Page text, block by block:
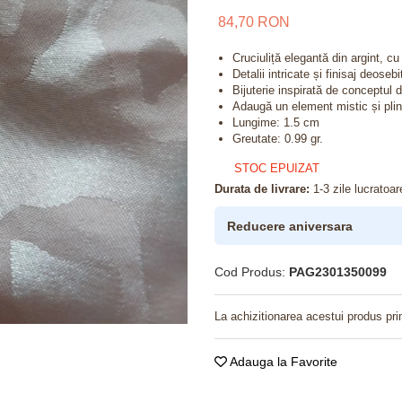
84,70 RON
Cruciuliță elegantă din argint,
Detalii intricate și finisaj
Bijuterie inspirată de conceptul
Adaugă un element mistic și
Lungime: 1.5 cm
Greutate: 0.99 gr.
STOC EPUIZAT
Durata de livrare: 1-3 zile
Reducere aniversara
Cod Produs: PAG2301350099
La achizitionarea acestui produs
Adauga la Favorite